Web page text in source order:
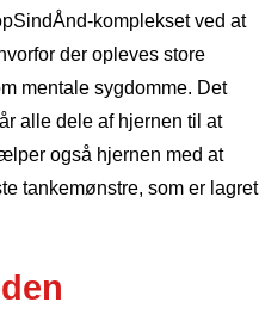
komplekset ved at
der opleves store
mentale sygdomme. Det
alle dele af hjernen til at
også hjernen med at
tankemønstre, som er lagret